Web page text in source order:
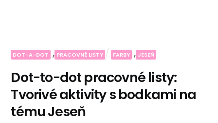
DOT-A-DOT , PRACOVNÉ LISTY FARBY , JESEŇ
Dot-to-dot pracovné listy:
Tvorivé aktivity s bodkami na
tému Jeseň